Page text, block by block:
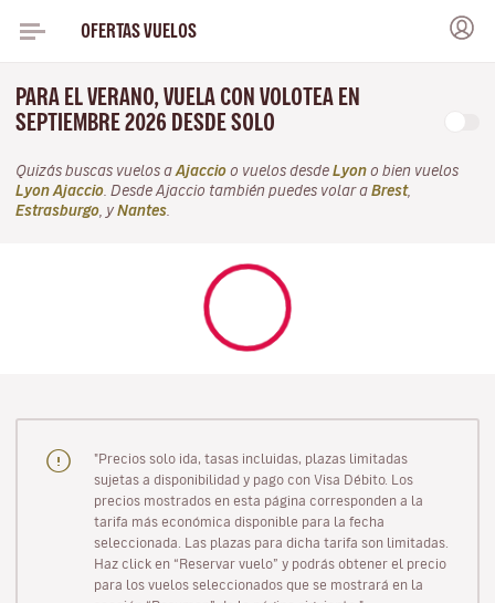
OFERTAS VUELOS
PARA EL VERANO, VUELA CON VOLOTEA EN
SEPTIEMBRE 2026 DESDE SOLO
Quizás buscas vuelos a Ajaccio o vuelos desde Lyon o bien vuelos
Lyon Ajaccio . Desde Ajaccio también puedes volar a Brest,
Estrasburgo , y Nantes
"Precios solo ida, tasas incluidas, plazas limitadas
sujetas a disponibilidad y pago con Visa Débito. Los
precios mostrados en esta página corresponden a la
tarifa más económica disponible para la fecha
seleccionada. Las plazas para dicha tarifa son limitadas.
Haz click en “Reservar vuelo” y podrás obtener el precio
para los vuelos seleccionados que se mostrará en la